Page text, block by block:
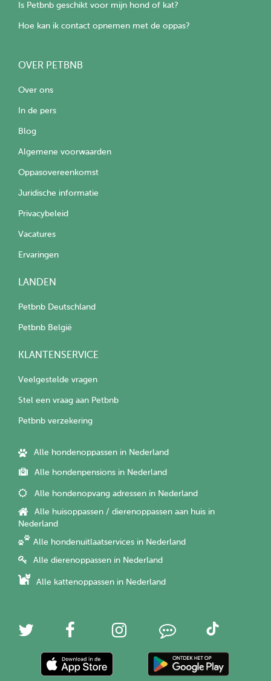
Is Petbnb geschikt voor mijn hond of kat?
Hoe kan ik contact opnemen met de oppas?
OVER PETBNB
Over ons
In de pers
Blog
Algemene voorwaarden
Oppasovereenkomst
Juridische informatie
Privacybeleid
Vacatures
Ervaringen
LANDEN
Petbnb Deutschland
Petbnb België
KLANTENSERVICE
Veelgestelde vragen
Stel een vraag aan Petbnb
Petbnb verzekering
Alle hondenoppassen in Nederland
Alle hondenpensions in Nederland
Alle hondenopvang adressen in Nederland
Alle huisoppassen / dierenoppassen aan huis in
Nederland
Alle hondenuitlaatservices in Nederland
Alle dierenoppassen in Nederland
Alle kattenoppassen in Nederland